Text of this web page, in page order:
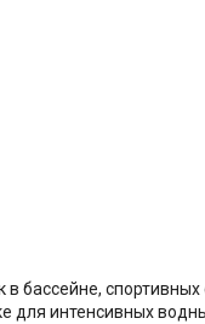
интенсивных